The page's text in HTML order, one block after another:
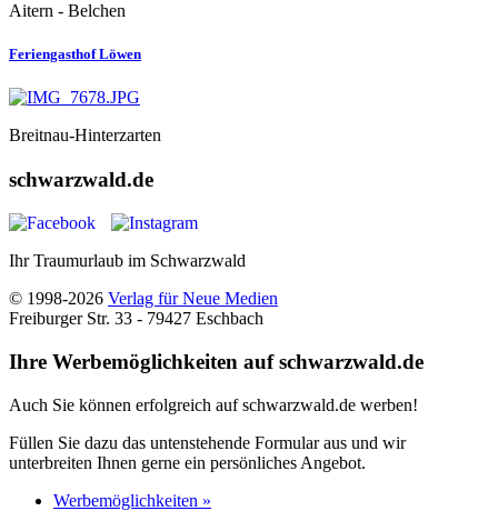
Aitern - Belchen
Feriengasthof Löwen
Breitnau-Hinterzarten
schwarzwald.de
Ihr Traumurlaub im Schwarzwald
© 1998-2026 Verlag für Neue Medien
Freiburger Str. 33 - 79427 Eschbach
Ihre Werbemöglichkeiten auf schwarzwald.de
Auch Sie können erfolgreich auf schwarzwald.de werben!
Füllen Sie dazu das untenstehende Formular aus und wir
unterbreiten Ihnen gerne ein persönliches Angebot.
Werbemöglichkeiten »